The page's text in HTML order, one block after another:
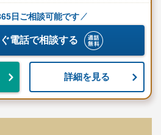
日ご相談可能です
電話で相談する
詳細を見る